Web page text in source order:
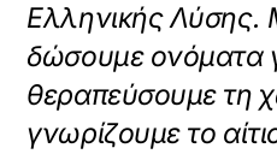
Ελληνικής
δώσουμε ονόματα
θεραπεύσουμε τη
γνωρίζουμε το